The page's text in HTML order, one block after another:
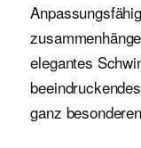
elegantes
ganz